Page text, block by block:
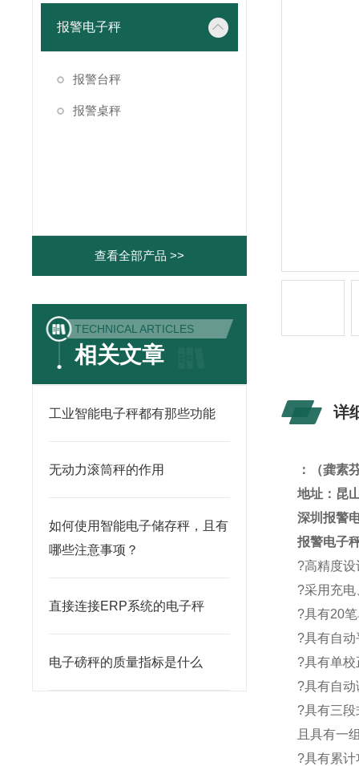
报警电子秤
报警台秤
报警桌秤
查看全部产品 >>
TECHNICAL ARTICLES
相关文章
工业智能电子秤都有那些功能
无动力滚筒秤的作用
如何使用智能电子储存秤，且有
哪些注意事项？
直接连接ERP系统的电子秤
电子磅秤的质量指标是什么
详
：
（龚
地址：昆
深圳报警
报警电子
?高精度
?采用充
?具有20
?具有自
?具有单
?具有自
?具有三
且具有一
?具有累